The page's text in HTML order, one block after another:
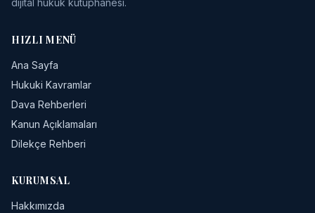
dijital hukuk kütüphanesi.
HIZLI MENÜ
Ana Sayfa
Hukuki Kavramlar
Dava Rehberleri
Kanun Açıklamaları
Dilekçe Rehberi
KURUMSAL
Hakkımızda